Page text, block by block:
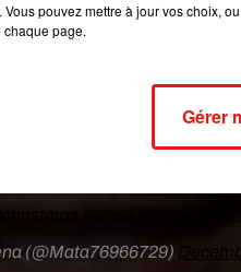
à son dernier album."Dieu
également ses fans."J'ai
Dieu et merci à tous mes
#christmas
(@Mata76966729)
Vous pouvez mettre à jour vos choix,
chaque page.
Gérer